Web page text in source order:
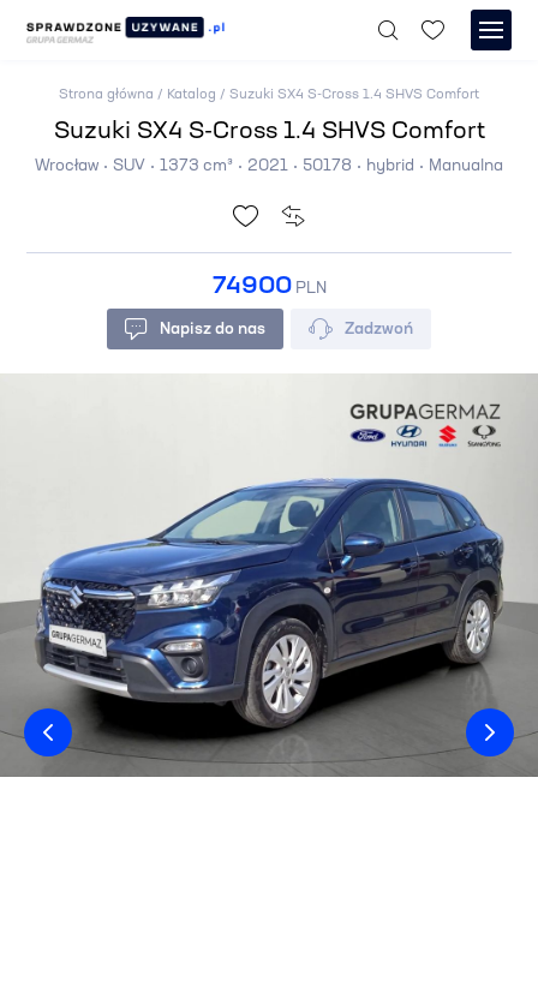
Strona główna / Katalog / Suzuki SX4 S-Cross 1.4 SHVS Comfort
Suzuki SX4 S-Cross 1.4 SHVS Comfort
Wrocław SUV 1373 cm³ 2021 50178 hybrid Manualna
74900PLN
Napisz do nas Zadzwoń